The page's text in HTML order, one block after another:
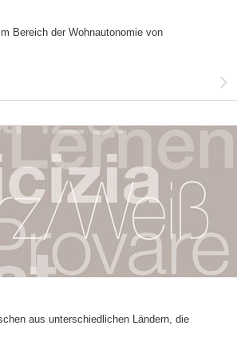
Bereich der Wohnautonomie von
aus unterschiedlichen Ländern, die